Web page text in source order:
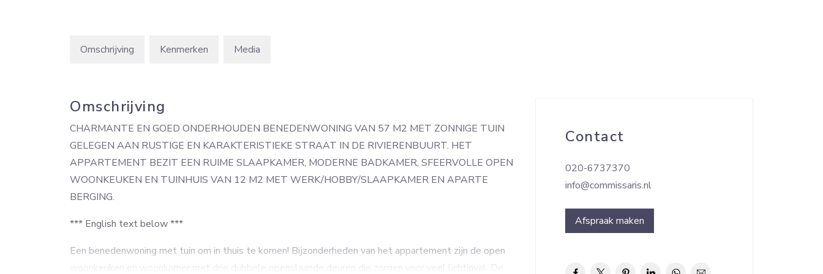
Omschrijving Kenmerken Media
Omschrijving
CHARMANTE EN GOED ONDERHOUDEN BENEDENWONING VAN 57 M2 MET ZONNIGE TUIN
GELEGEN AAN RUSTIGE EN KARAKTERISTIEKE STRAAT IN DE RIVIERENBUURT. HET
APPARTEMENT BEZIT EEN RUIME SLAAPKAMER, MODERNE BADKAMER, SFEERVOLLE OPEN
WOONKEUKEN EN TUINHUIS VAN 12 M2 MET WERK/HOBBY/SLAAPKAMER EN APARTE
BERGING.
*** English text below ***
Een benedenwoning met tuin om in thuis te komen! Bijzonderheden van het appartement zijn de open
woonkeuken en woonkamer met drie dubbele openslaande deuren die zorgen voor veel lichtinval. De
Contact
020-6737370
info@commissaris.nl
Afspraak maken